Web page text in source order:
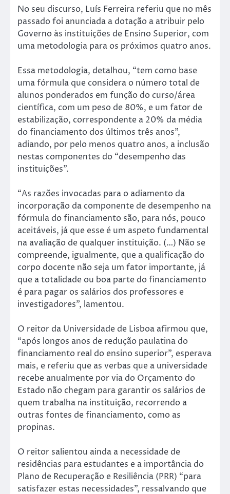
No seu discurso, Luís Ferreira referiu que no mês
passado foi anunciada a dotação a atribuir pelo
Governo às instituições de Ensino Superior, com
uma metodologia para os próximos quatro anos.
Essa metodologia, detalhou, “tem como base
uma fórmula que considera o número total de
alunos ponderados em função do curso/área
científica, com um peso de 80%, e um fator de
estabilização, correspondente a 20% da média
do financiamento dos últimos três anos”,
adiando, por pelo menos quatro anos, a inclusão
nestas componentes do “desempenho das
instituições”.
“As razões invocadas para o adiamento da
incorporação da componente de desempenho na
fórmula do financiamento são, para nós, pouco
aceitáveis, já que esse é um aspeto fundamental
na avaliação de qualquer instituição. (…) Não se
compreende, igualmente, que a qualificação do
corpo docente não seja um fator importante, já
que a totalidade ou boa parte do financiamento
é para pagar os salários dos professores e
investigadores”, lamentou.
O reitor da Universidade de Lisboa afirmou que,
“após longos anos de redução paulatina do
financiamento real do ensino superior”, esperava
mais, e referiu que as verbas que a universidade
recebe anualmente por via do Orçamento do
Estado não chegam para garantir os salários de
quem trabalha na instituição, recorrendo a
outras fontes de financiamento, como as
propinas.
O reitor salientou ainda a necessidade de
residências para estudantes e a importância do
Plano de Recuperação e Resiliência (PRR) “para
satisfazer estas necessidades”, ressalvando que